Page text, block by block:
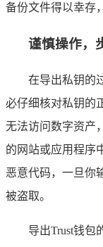
备份文件得以幸存
谨慎操作，
在导出私钥的
必仔细核对私钥的
无法访问数字资产
的网站或应用程序
恶意代码，一旦你
被盗取。
导出Trust钱包